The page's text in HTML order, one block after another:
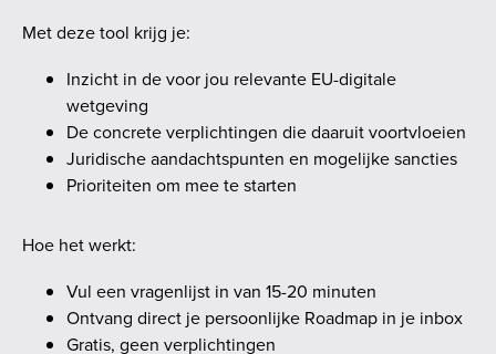
Met deze tool krijg je:
Inzicht in de voor jou relevante EU-digitale
wetgeving
De concrete verplichtingen die daaruit voortvloeien
Juridische aandachtspunten en mogelijke sancties
Prioriteiten om mee te starten
Hoe het werkt:
Vul een vragenlijst in van 15-20 minuten
Ontvang direct je persoonlijke Roadmap in je inbox
Gratis, geen verplichtingen